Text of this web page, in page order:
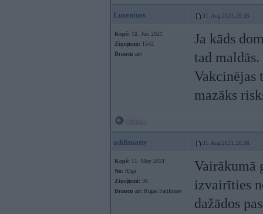
Luseniuss 31. Aug 2021, 20:35
Kopš: 18. Jun 2021
Ziņojumi: 1542
Braucu ar:
Ja kāds
tad maldās.
Vakcinējas
mazāks
addimatty 31. Aug 2021, 20:36
Kopš: 11. May 2021
No: Rīga
Ziņojumi: 36
Braucu ar: Rīgas Satiksme
Vairākumā
izvairīties
dažādos